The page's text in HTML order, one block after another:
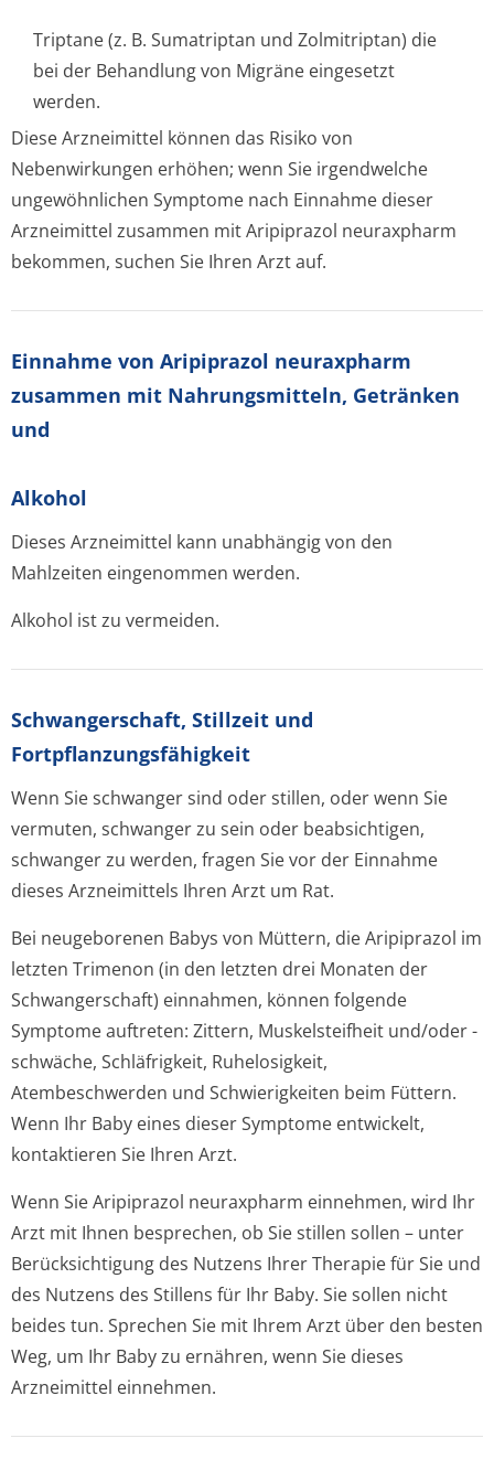
Triptane (z. B. Sumatriptan und Zolmitriptan) die
bei der Behandlung von Migräne eingesetzt
werden.
Diese Arzneimittel können das Risiko von
Nebenwirkungen erhöhen; wenn Sie irgendwelche
ungewöhnlichen Symptome nach Einnahme dieser
Arzneimittel zusammen mit Aripiprazol neuraxpharm
bekommen, suchen Sie Ihren Arzt auf.
Einnahme von Aripiprazol neuraxpharm
zusammen mit Nahrungsmitteln, Getränken
und
Alkohol
Dieses Arzneimittel kann unabhängig von den
Mahlzeiten eingenommen werden.
Alkohol ist zu vermeiden.
Schwangerschaft, Stillzeit und
Fortpflanzungsfähig­keit
Wenn Sie schwanger sind oder stillen, oder wenn Sie
vermuten, schwanger zu sein oder beabsichtigen,
schwanger zu werden, fragen Sie vor der Einnahme
dieses Arzneimittels Ihren Arzt um Rat.
Bei neugeborenen Babys von Müttern, die Aripiprazol im
letzten Trimenon (in den letzten drei Monaten der
Schwangerschaft) einnahmen, können folgende
Symptome auftreten: Zittern, Muskelsteifheit und/oder -
schwäche, Schläfrigkeit, Ruhelosigkeit,
Atembeschwerden und Schwierigkeiten beim Füttern.
Wenn Ihr Baby eines dieser Symptome entwickelt,
kontaktieren Sie Ihren Arzt.
Wenn Sie Aripiprazol neuraxpharm einnehmen, wird Ihr
Arzt mit Ihnen besprechen, ob Sie stillen sollen – unter
Berücksichtigung des Nutzens Ihrer Therapie für Sie und
des Nutzens des Stillens für Ihr Baby. Sie sollen nicht
beides tun. Sprechen Sie mit Ihrem Arzt über den besten
Weg, um Ihr Baby zu ernähren, wenn Sie dieses
Arzneimittel einnehmen.